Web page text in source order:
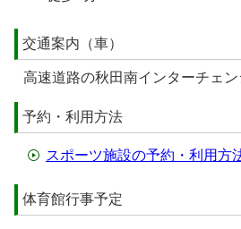
交通案内（車）
高速道路の秋田南インターチェ
予約・利用方法
スポーツ施設の予約・利用方
体育館行事予定